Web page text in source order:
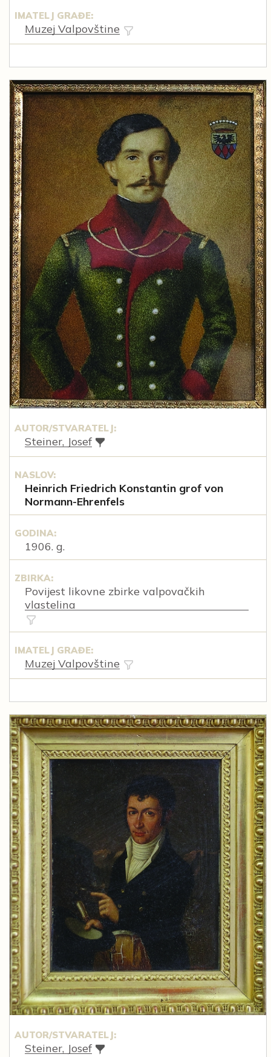
IMATELJ GRAĐE:
Muzej Valpovštine
AUTOR/STVARATELJ:
Steiner, Josef
NASLOV:
Heinrich Friedrich Konstantin grof von
Normann-Ehrenfels
GODINA:
1906. g.
ZBIRKA:
Povijest likovne zbirke valpovačkih
vlastelina
IMATELJ GRAĐE:
Muzej Valpovštine
AUTOR/STVARATELJ:
Steiner, Josef